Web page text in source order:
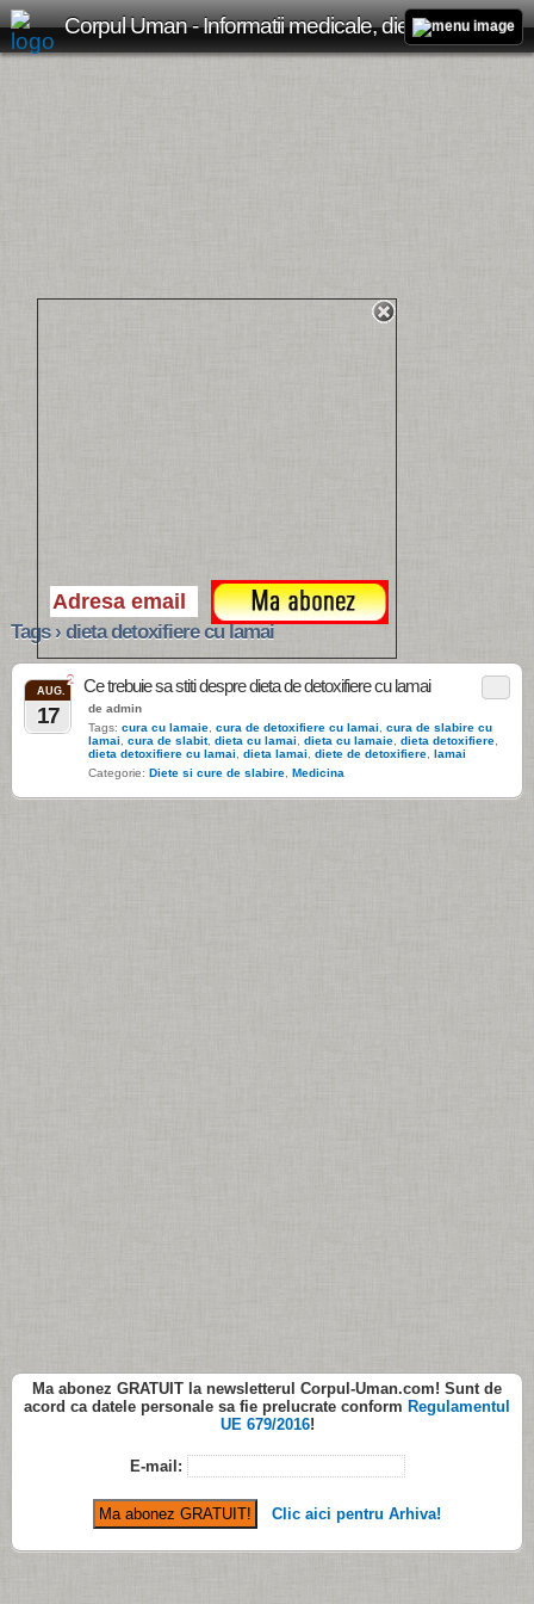
Corpul Uman - Informatii medicale, diete de slabit, boli si afectiuni
Tags › dieta detoxifiere cu lamai
2
AUG.
17
Ce trebuie sa stiti despre dieta de detoxifiere cu lamai
de admin
Tags: cura cu lamaie cura de detoxifiere cu lamai
cura de slabire cu
lamai
cura de slabit, dieta cu lamai dieta cu lamaie dieta detoxifiere
dieta detoxifiere cu lamai
dieta lamai diete de detoxifiere lamai
Categorie: Diete si cure de slabire Medicina
Ma abonez GRATUIT la newsletterul Corpul-Uman.com! Sunt de
acord ca datele personale sa fie prelucrate conform Regulamentul
UE 679/2016!
E-mail:
Clic aici pentru Arhiva!